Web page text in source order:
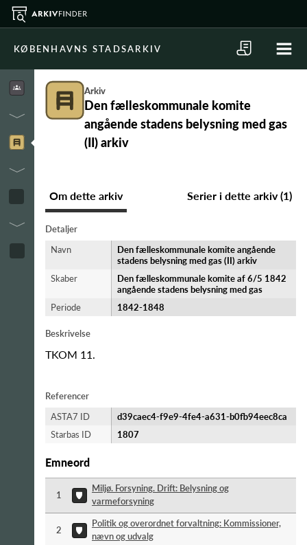
KØBENHAVNS STADSARKIV
Arkiv
Den fælleskommunale komite
angående stadens belysning med gas
(II) arkiv
Om dette arkiv Serier i dette arkiv (1)
Detaljer
Navn
Den fælleskommunale komite angående
stadens belysning med gas (II) arkiv
Skaber
Den fælleskommunale komite af 6/5 1842
angående stadens belysning med gas
Periode
1842-​1848
Beskrivelse
TKOM 11.
Referencer
ASTA7 ID
d39caec4-f9e9-4fe4-a631-b0fb94eec8ca
Starbas ID
1807
Emneord
1
Miljø. Forsyning. Drift: Belysning og
varmeforsyning
2
Politik og overordnet forvaltning: Kommissioner,
nævn og udvalg